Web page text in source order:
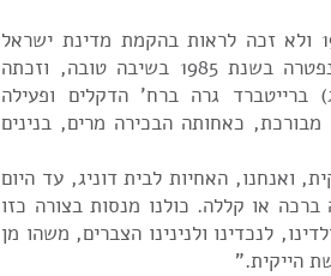
מנפרד דוניג נפטר בשנת 1947 ולא זכה לראות בהקמת מדינת ישראל
והמשפחה המתרחבת. אילזה נפטרה בשנת 1985 בשיבה טובה, וזכתה
ברייטברד גרה ברח' הדקלים ופעילה
כאחותה הבכירה מרים, בנינים
ואנחנו, האחיות לבית דוניג, עד היום
ברכה או קללה. כולנו מנסות בצורה כזו
לנכדינו ולנינינו הצברים, משהו מן
הייקית."